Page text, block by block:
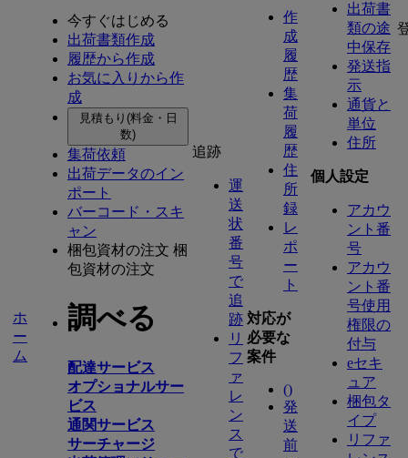
ホ
ー
ム
今すぐはじめる
出荷書類作成
履歴から作成
お気に入りから作
成
見積もり(料金・日
数)
集荷依頼
出荷データのイン
ポート
バーコード・スキ
ャン
梱包資材の注文 梱
包資材の注文
調べる
配達サービス
オプショナルサー
ビス
通関サービス
サーチャージ
追跡
運
送
状
番
号
で
追
跡
リ
フ
ァ
レ
ン
ス
で
作
成
履
歴
集
荷
履
歴
住
所
録
レ
ポ
ー
ト
対応が
必要な
案件
()
発
送
前
出荷書
類の途
中保存
発送指
示
通貨と
単位
住所
個人設定
アカウ
ント番
号
アカウ
ント番
号使用
権限の
付与
eセキ
ュア
梱包タ
イプ
リファ